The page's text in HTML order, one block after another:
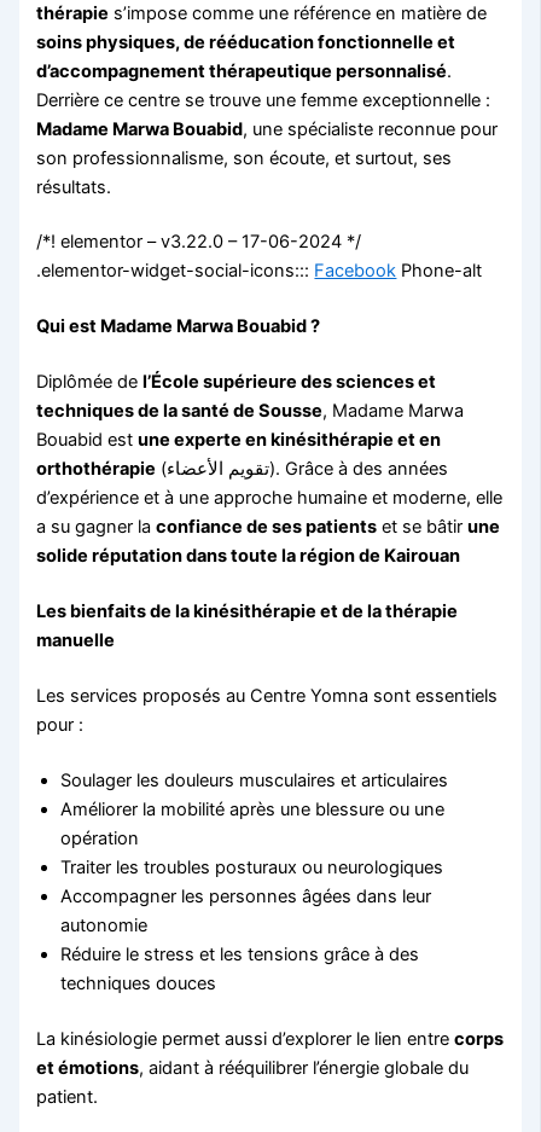
thérapie s’impose comme une référence en matière de
soins physiques, de rééducation fonctionnelle et
d’accompagnement thérapeutique personnalisé.
Derrière ce centre se trouve une femme exceptionnelle :
Madame Marwa Bouabid, une spécialiste reconnue pour
son professionnalisme, son écoute, et surtout, ses
résultats.
/*! elementor – v3.22.0 – 17-06-2024 */
.elementor-widget-social-icons::: Facebook Phone-alt
Qui est Madame Marwa Bouabid ?
Diplômée del’École supérieure des sciences et
techniques de la santé de Sousse, Madame Marwa
Bouabid estune experte en kinésithérapie et en
orthothérapie (تقويم الأعضاء). Grâce à des années
d’expérience et à une approche humaine et moderne, elle
a su gagner laconfiance de ses patients et se bâtirune
solide réputation dans toute la région de Kairouan
Les bienfaits de la kinésithérapie et de la thérapie
manuelle
Les services proposés au Centre Yomna sont essentiels
pour :
Soulager les douleurs musculaires et articulaires
Améliorer la mobilité après une blessure ou une
opération
Traiter les troubles posturaux ou neurologiques
Accompagner les personnes âgées dans leur
autonomie
Réduire le stress et les tensions grâce à des
techniques douces
La kinésiologie permet aussi d’explorer le lien entrecorps
et émotions, aidant à rééquilibrer l’énergie globale du
patient.